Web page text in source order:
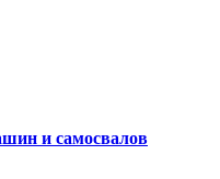
и самосвалов